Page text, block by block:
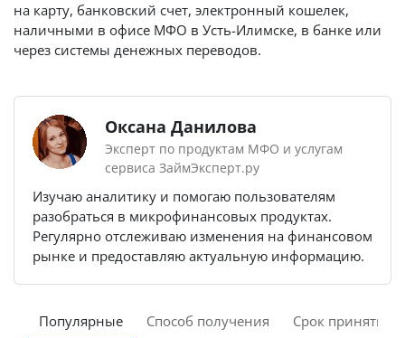
на карту, банковский счет, электронный кошелек,
наличными в офисе МФО в Усть-Илимске, в банке или
через системы денежных переводов.
Оксана Данилова
Эксперт по продуктам МФО и услугам
сервиса ЗаймЭксперт.ру
Изучаю аналитику и помогаю пользователям
разобраться в микрофинансовых продуктах.
Регулярно отслеживаю изменения на финансовом
рынке и предоставляю актуальную информацию.
Популярные Способ получения Срок принятия